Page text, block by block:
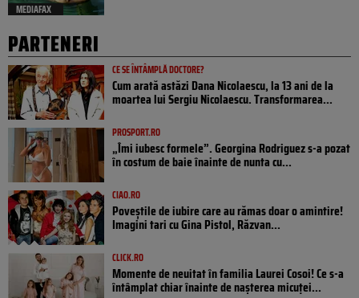
MEDIAFAX
PARTENERI
CE SE ÎNTÂMPLĂ DOCTORE?
Cum arată astăzi Dana Nicolaescu, la 13 ani de la
moartea lui Sergiu Nicolaescu. Transformarea...
PROSPORT.RO
„Îmi iubesc formele”. Georgina Rodriguez s-a pozat
în costum de baie înainte de nunta cu...
CIAO.RO
Poveştile de iubire care au rămas doar o amintire!
Imagini tari cu Gina Pistol, Răzvan...
CLICK.RO
Momente de neuitat în familia Laurei Cosoi! Ce s-a
întâmplat chiar înainte de nașterea micuței...